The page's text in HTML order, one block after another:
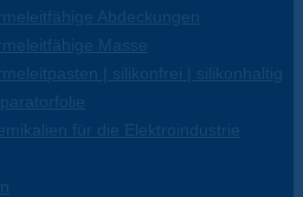
Abdeckungen
Masse
| silikonfrei | silikonhaltig
für die Elektroindustrie